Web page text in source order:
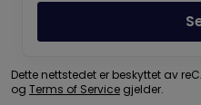
Dette nettstedet er beskyttet av
og Terms of Service gjelder.